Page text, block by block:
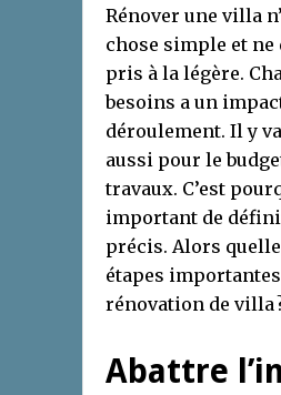
Rénover une villa
chose simple et ne
pris à la légère.
besoins a un
déroulement. Il y
aussi pour le
travaux. C’est
important de
précis. Alors
étapes
rénovation de villa
Abattre